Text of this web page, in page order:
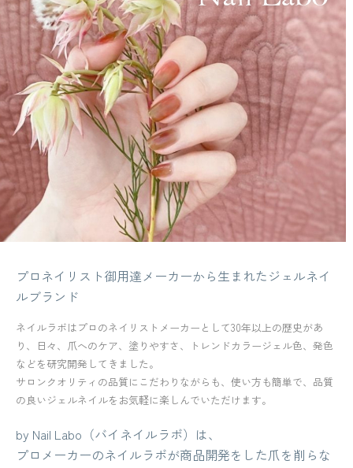
プロネイリスト御用達メーカーから生まれたジェルネイ
ルブランド
ネイルラボはプロのネイリストメーカーとして30年以上の歴史があ
り、日々、爪へのケア、塗りやすさ、トレンドカラージェル色、発色
などを研究開発してきました。
サロンクオリティの品質にこだわりながらも、使い方も簡単で、品質
の良いジェルネイルをお気軽に楽しんでいただけます。
by Nail Labo（バイネイルラボ）は、
プロメーカーのネイルラボが商品開発をした爪を削らな